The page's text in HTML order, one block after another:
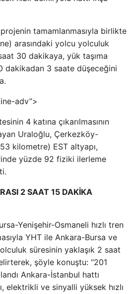
tamamlanmasıyla birlikte
arasındaki yolcu yolculuk
30 dakikaya, yük taşıma
dakikadan 3 saate düşeceğini
adv”>
4 katına çıkarılmasının
Uraloğlu, Çerkezköy-
kilometre) EST altyapı,
yüzde 92 fiziki ilerleme
2 SAAT 15 DAKİKA
Yenişehir-Osmaneli hızlı tren
YHT ile Ankara-Bursa ve
süresinin yaklaşık 2 saat
şöyle konuştu: “201
Ankara-İstanbul hattı
elektrikli ve sinyalli yüksek hızlı